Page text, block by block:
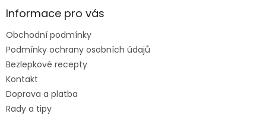
aInformace pro vás
Obchodní podmínky
Podmínky ochrany osobních údajů
Bezlepkové recepty
Kontakt
Doprava a platba
Rady a tipy